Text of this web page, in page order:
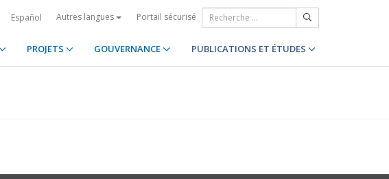
Español Autres langues Portail sécurisé
PROJETS GOUVERNANCE PUBLICATIONS ET ÉTUDES